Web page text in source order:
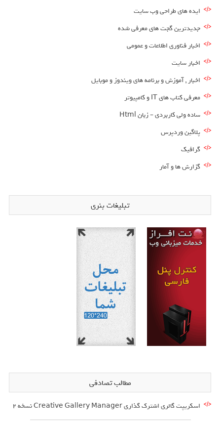
ایده های طراحی وب سایت
جدیدترین گجت های معرفی شده
اخبار فناوری اطلاعات و عمومی
اخبار سایت
اخبار , آموزش و برنامه های ویندوز و موبایل
معرفی کتاب های IT و کامپیوتر
ساده ولی کاربردی – زبان Html
پلاگین وردپرس
گرافیک
گزارش ها و آمار
تبلیغات بنری
مطالب تصادفی
اسکریپت گالری اشترک گذاری Creative Gallery Manager نسخه 2